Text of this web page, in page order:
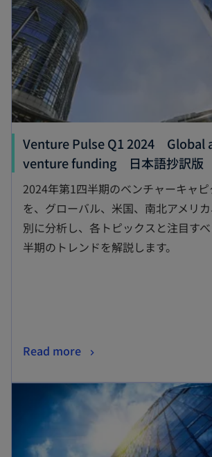
Venture Pulse Q1 2024 Global
venture funding 日本語抄訳版
い
2024年第1四半期のベンチャーキャ
を、グローバル、米国、南北アメリ
別に分析し、各トピックスと注目す
半期のトレンドを解説します。
Read more
い